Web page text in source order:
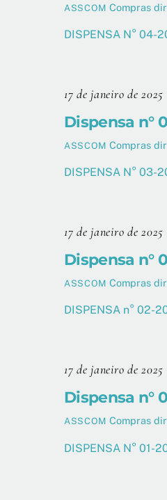
ASSCOM Compras
DISPENSA N° 04-
17 de janeiro de 2025
Dispensa n°
ASSCOM Compras
DISPENSA N° 03-
17 de janeiro de 2025
Dispensa n°
ASSCOM Compras
DISPENSA n° 02-
17 de janeiro de 2025
Dispensa n°
ASSCOM Compras
DISPENSA N° 01-